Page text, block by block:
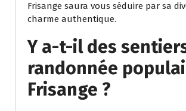
Frisange saura vous séduire par sa
charme authentique.
Y a-t-il des
randonnée
Frisange ?